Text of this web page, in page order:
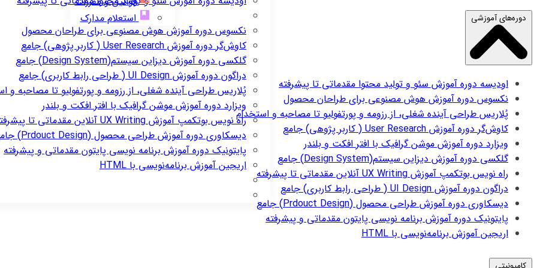
نکسوسدوره آموزش هوش مصنوعی برای طراحان محصول
کاوش‌گردوره آموزش User Research ( کاربر پژوهی) جامع
گلکسیدوره آموزش دیزاین سیستم(Design System) جامع
دراگوندوره آموزش UI Design ( طراحی رابط کاربری) جامع
پُلاریسطراحی آینده شغلی، از رزومه و پورتفولیو تا مصاحبه و
ویزارددوره آموزش موشن گرافیک با افتر افکت و بلندر
راه نویسبوتکمپ آموزش UX Writing آنلاین مقدماتی تا پیشرفته
دیسکاوریدوره آموزش طراحی محصول (Prdouct Design) جامع
پایتونیکدوره آموزش برنامه نویسی پایتون مقدماتی و پیشرفته
اریجینآموزش برنامه‌نویسی با HTML
استعلام مدارک
دوره‌های آموزشی
اودیسهدوره آموزش سئو و تولید محتوا مقدماتی تا پیشرفته
نکسوسدوره آموزش هوش مصنوعی برای طراحان محصول
پُلاریسطراحی آینده شغلی، از رزومه و پورتفولیو تا مصاحبه و استخدام
کاوش‌گردوره آموزش User Research ( کاربر پژوهی) جامع
ویزارددوره آموزش موشن گرافیک با افتر افکت و بلندر
گلکسیدوره آموزش دیزاین سیستم(Design System) جامع
راه نویسبوتکمپ آموزش UX Writing آنلاین مقدماتی تا پیشرفته
دراگوندوره آموزش UI Design ( طراحی رابط کاربری) جامع
دیسکاوریدوره آموزش طراحی محصول (Prdouct Design) جامع
پایتونیکدوره آموزش برنامه نویسی پایتون مقدماتی و پیشرفته
اریجینآموزش برنامه‌نویسی با HTML